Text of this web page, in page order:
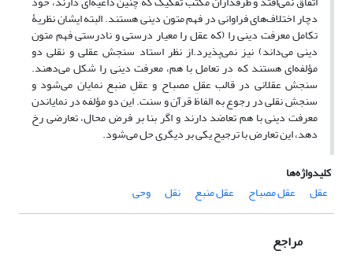
دچار اختلاف‌های فراوانی در فهم متون دینی هستند. البته ایشان نظریۀ
تکامل معرفت دینی را (که عقل را معیار درستی و نادرستی فهم متون
دینی می‌داند) نیز نمی‌پذیرد.از نظر استاد سنجش عقلی و نقلی دو
مؤلفه‌ای هستند که در تعامل با هم، معرفت دینی را شکل می‌دهند.
سنجش عقلانی در قالب عقلِ مصباح و عقلِ منبع نمایان می‌شود و
سنجش نقلی در رجوع به الفاظ قرآن و سنت. این دو مؤلفه در نمایاندن
معرفت دینی با هم تعاضد دارند و اگر بنا بر فرض محال، تعارضی رخ
دهد، این تعارض با ترجیح یکی بر دیگری حل می‌شود.
کلیدواژه‌ها
عقل
عقل مصباح عقل منبع نقل وحی
مراجع